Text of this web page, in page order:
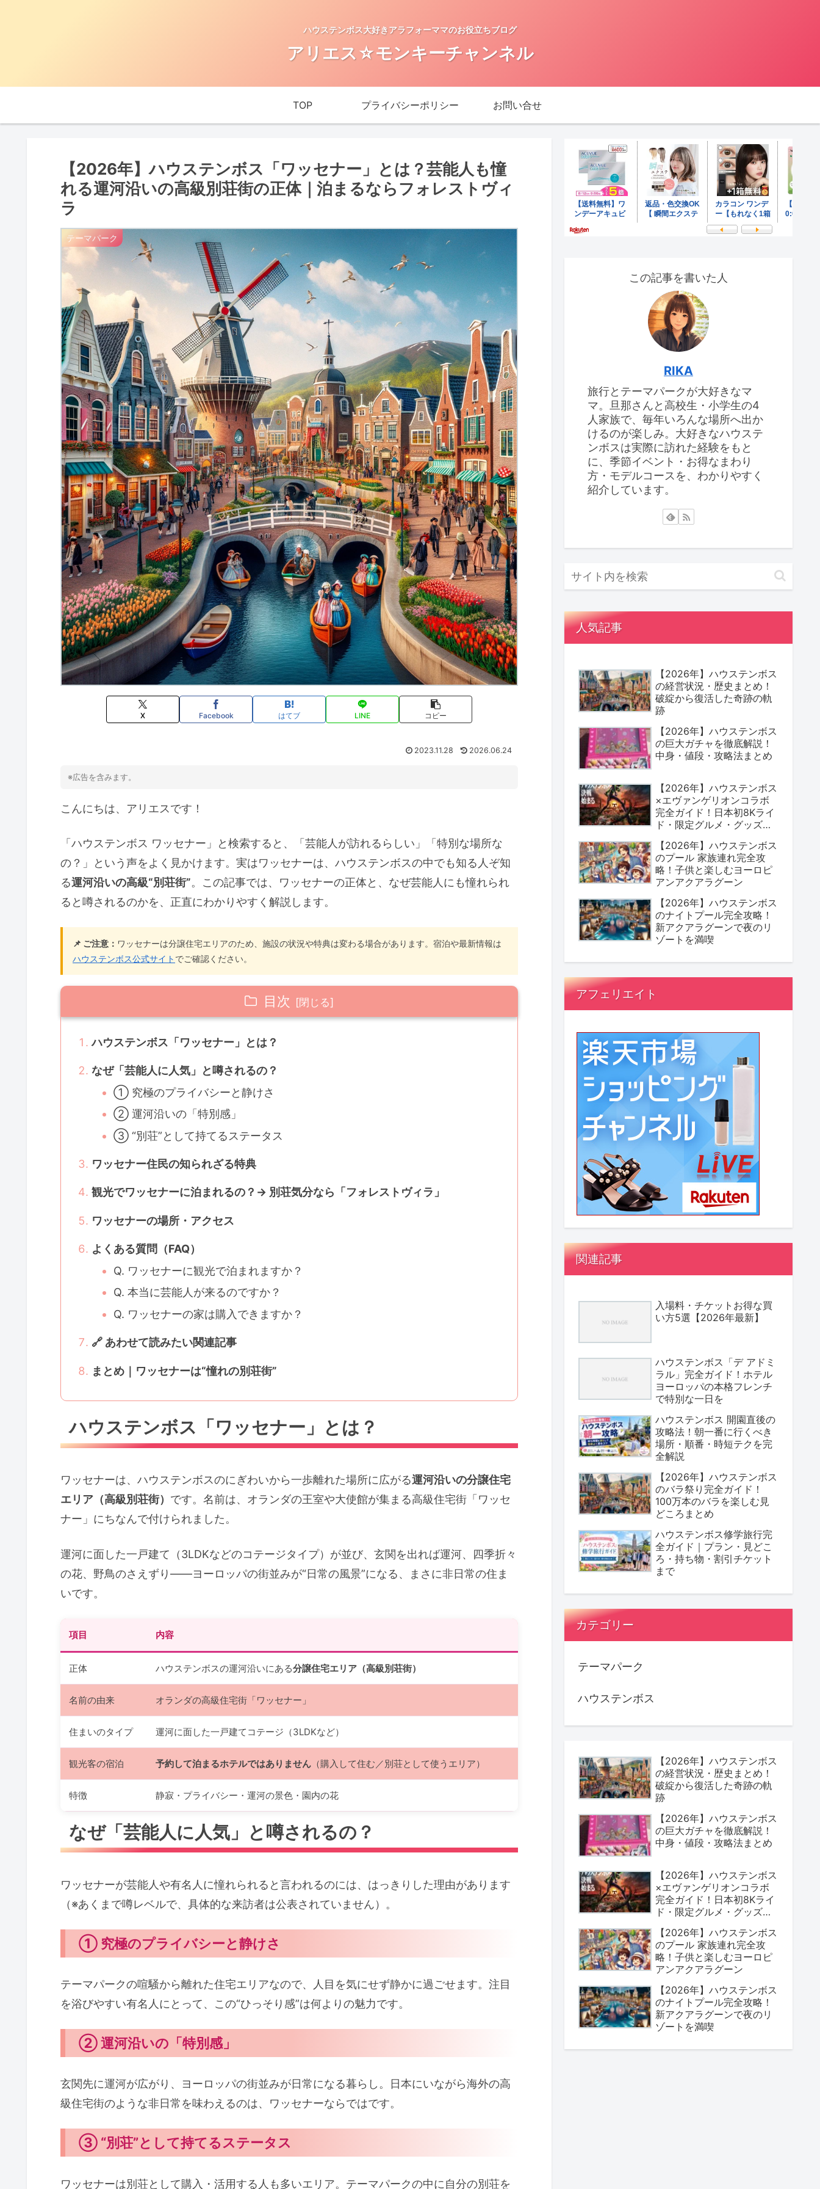
ハウステンボス大好きアラフォーママのお役立ちブログ
アリエス☆モンキーチャンネル
TOP プライバシーポリシー お問い合せ
【2026年】ハウステンボス「ワッセナー」とは？芸能人も憧
れる運河沿いの高級別荘街の正体｜泊まるならフォレストヴィ
ラ
テーマパーク
X Facebook はてブ LINE コピー
2023.11.28 2026.06.24
※広告を含みます。
こんにちは、アリエスです！
「ハウステンボス ワッセナー」と検索すると、「芸能人が訪れるらしい」「特別な場所な
の？」という声をよく見かけます。実はワッセナーは、ハウステンボスの中でも知る人ぞ知
る運河沿いの高級“別荘街”。この記事では、ワッセナーの正体と、なぜ芸能人にも憧れられ
ると噂されるのかを、正直にわかりやすく解説します。
📌 ご注意： ワッセナーは分譲住宅エリアのため、施設の状況や特典は変わる場合があります。宿泊や最新情報は
ハウステンボス公式サイト でご確認ください。
目次
ハウステンボス「ワッセナー」とは？
なぜ「芸能人に人気」と噂されるの？
① 究極のプライバシーと静けさ
② 運河沿いの「特別感」
③ “別荘”として持てるステータス
ワッセナー住民の知られざる特典
観光でワッセナーに泊まれるの？→ 別荘気分なら「フォレストヴィラ」
ワッセナーの場所・アクセス
よくある質問（FAQ）
Q. ワッセナーに観光で泊まれますか？
Q. 本当に芸能人が来るのですか？
Q. ワッセナーの家は購入できますか？
🔗 あわせて読みたい関連記事
まとめ｜ワッセナーは“憧れの別荘街”
ハウステンボス「ワッセナー」とは？
ワッセナーは、ハウステンボスのにぎわいから一歩離れた場所に広がる運河沿いの分譲住宅
エリア（高級別荘街） です。名前は、オランダの王室や大使館が集まる高級住宅街「ワッセ
ナー」にちなんで付けられました。
運河に面した一戸建て（3LDKなどのコテージタイプ）が並び、玄関を出れば運河、四季折々
の花、野鳥のさえずり——ヨーロッパの街並みが“日常の風景”になる、まさに非日常の住ま
いです。
項目 内容
正体 ハウステンボスの運河沿いにある分譲住宅エリア（高級別荘街）
名前の由来 オランダの高級住宅街「ワッセナー」
住まいのタイプ 運河に面した一戸建てコテージ（3LDKなど）
観光客の宿泊 予約して泊まるホテルではありません （購入して住む／別荘として使うエリア）
特徴 静寂・プライバシー・運河の景色・園内の花
なぜ「芸能人に人気」と噂されるの？
ワッセナーが芸能人や有名人に憧れられると言われるのには、はっきりした理由があります
（※あくまで噂レベルで、具体的な来訪者は公表されていません）。
① 究極のプライバシーと静けさ
テーマパークの喧騒から離れた住宅エリアなので、人目を気にせず静かに過ごせます。注目
を浴びやすい有名人にとって、この“ひっそり感”は何よりの魅力です。
② 運河沿いの「特別感」
玄関先に運河が広がり、ヨーロッパの街並みが日常になる暮らし。日本にいながら海外の高
級住宅街のような非日常を味わえるのは、ワッセナーならではです。
③ “別荘”として持てるステータス
ワッセナーは別荘として購入・活用する人も多いエリア。テーマパークの中に自分の別荘を
この記事を書いた人
RIKA
旅行とテーマパークが大好きなマ
マ。旦那さんと高校生・小学生の4
人家族で、毎年いろんな場所へ出か
けるのが楽しみ。大好きなハウステ
ンボスは実際に訪れた経験をもと
に、季節イベント・お得なまわり
方・モデルコースを、わかりやすく
紹介しています。
人気記事
【2026年】ハウステンボス
の経営状況・歴史まとめ！
破綻から復活した奇跡の軌
跡
【2026年】ハウステンボス
の巨大ガチャを徹底解説！
中身・値段・攻略法まとめ
【2026年】ハウステンボス
×エヴァンゲリオンコラボ
完全ガイド！日本初8Kライ
ド・限定グルメ・グッズま
【2026年】ハウステンボス
のプール 家族連れ完全攻
略！子供と楽しむヨーロピ
アンアクアラグーン
【2026年】ハウステンボス
のナイトプール完全攻略！
新アクアラグーンで夜のリ
ゾートを満喫
アフェリエイト
関連記事
入場料・チケットお得な買
い方5選【2026年最新】
ハウステンボス「デ アドミ
ラル」完全ガイド！ホテル
ヨーロッパの本格フレンチ
で特別な一日を
ハウステンボス 開園直後の
攻略法！朝一番に行くべき
場所・順番・時短テクを完
全解説
【2026年】ハウステンボス
のバラ祭り完全ガイド！
100万本のバラを楽しむ見
どころまとめ
ハウステンボス修学旅行完
全ガイド｜プラン・見どこ
ろ・持ち物・割引チケット
まで
カテゴリー
テーマパーク
ハウステンボス
【2026年】ハウステンボス
の経営状況・歴史まとめ！
破綻から復活した奇跡の軌
跡
【2026年】ハウステンボス
の巨大ガチャを徹底解説！
中身・値段・攻略法まとめ
【2026年】ハウステンボス
×エヴァンゲリオンコラボ
完全ガイド！日本初8Kライ
ド・限定グルメ・グッズま
【2026年】ハウステンボス
のプール 家族連れ完全攻
略！子供と楽しむヨーロピ
アンアクアラグーン
【2026年】ハウステンボス
のナイトプール完全攻略！
新アクアラグーンで夜のリ
ゾートを満喫